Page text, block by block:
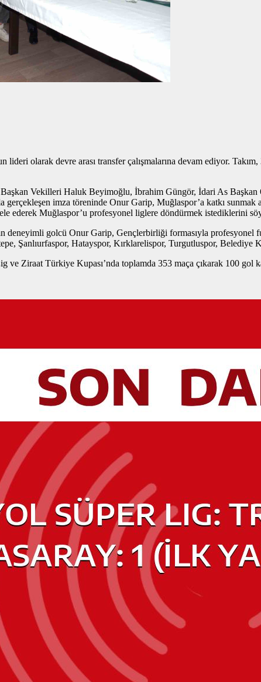
lideri olarak devre arası transfer çalışmalarına devam ediyor.
Vekilleri Haluk Beyimoğlu, İbrahim Güngör, İdari As
gerçekleşen imza töreninde Onur Garip, Muğlaspor’a katkı
ederek Muğlaspor’u profesyonel liglere döndürmek istediklerini
deneyimli golcü Onur Garip, Gençlerbirliği formasıyla profesyonel
Şanlıurfaspor, Hatayspor, Kırklarelispor, Turgutluspor,
Ziraat Türkiye Kupası’nda toplamda 353 maça çıkarak 100